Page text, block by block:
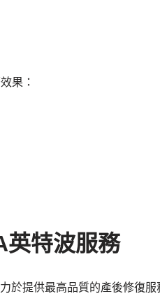
果：
特波服務
於提供最高品質的產後修復